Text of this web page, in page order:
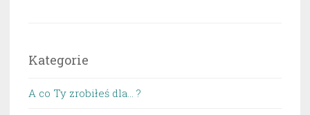
Kategorie
A co Ty zrobiłeś dla… ?